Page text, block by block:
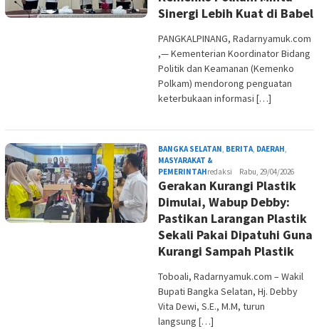
Sinergi Lebih Kuat di Babel
PANGKALPINANG, Radarnyamuk.com
,— Kementerian Koordinator Bidang
Politik dan Keamanan (Kemenko
Polkam) mendorong penguatan
keterbukaan informasi […]
BANGKA SELATAN, BERITA, DAERAH,
MASYARAKAT &
PEMERINTAHredaksi Rabu, 29/04/2026
Gerakan Kurangi Plastik
Dimulai, Wabup Debby:
Pastikan Larangan Plastik
Sekali Pakai Dipatuhi Guna
Kurangi Sampah Plastik
Toboali, Radarnyamuk.com – Wakil
Bupati Bangka Selatan, Hj. Debby
Vita Dewi, S.E., M.M, turun
langsung […]